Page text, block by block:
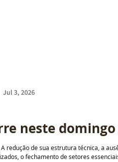
Jul 3, 2026
neste domingo
redução de sua estrutura técnica, a
o fechamento de setores